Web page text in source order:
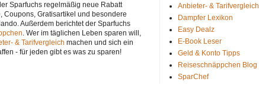
Sparfuchs regelmäßig neue Rabatt
Coupons, Gratisartikel und besondere
Außerdem berichtet der Sparfuchs
. Wer im täglichen Leben sparen will,
& Tarifvergleich machen und sich ein
- für jeden gibt es was zu sparen!
Anbieter- & Tarifvergleich
Dampfer Lexikon
Easy Dealz
E-Book Leser
Geld & Konto Tipps
Reiseschnäppchen Blog
SparChef